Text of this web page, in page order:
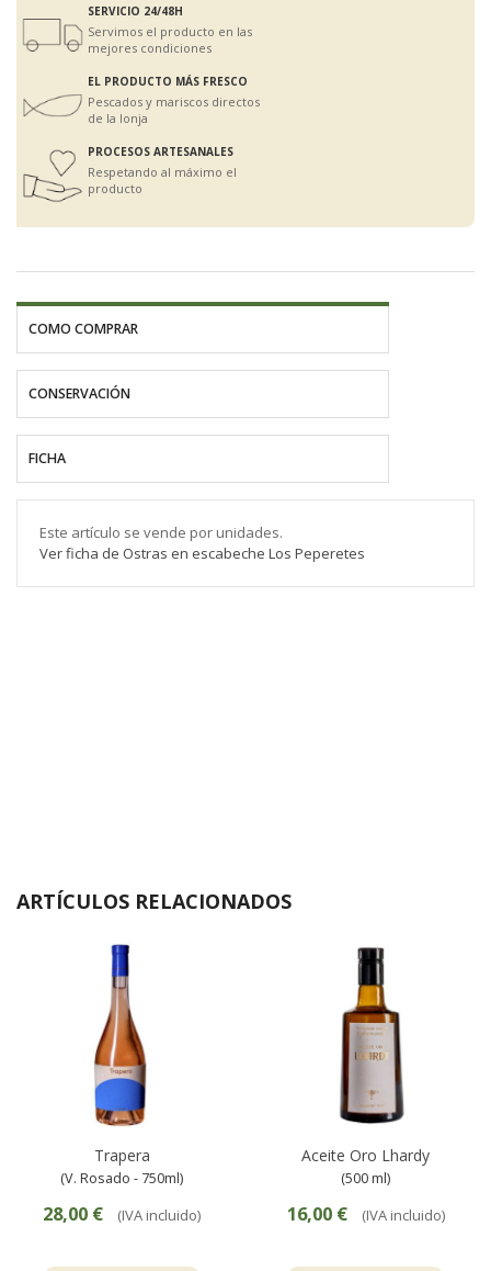
SERVICIO 24/48H
Servimos el producto en las
mejores condiciones
EL PRODUCTO MÁS FRESCO
Pescados y mariscos directos
de la lonja
PROCESOS ARTESANALES
Respetando al máximo el
producto
COMO COMPRAR
CONSERVACIÓN
FICHA
Este artículo se vende por unidades.
Ver ficha de Ostras en escabeche Los Peperetes
ARTÍCULOS RELACIONADOS
Trapera
(V. Rosado - 750ml)
28,00 € (IVA incluido)
Aceite Oro Lhardy
(500 ml)
16,00 € (IVA incluido)